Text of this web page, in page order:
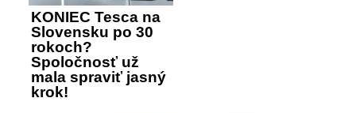
KONIEC Tesca na
Slovensku po 30
rokoch?
Spoločnosť už
mala spraviť jasný
krok!